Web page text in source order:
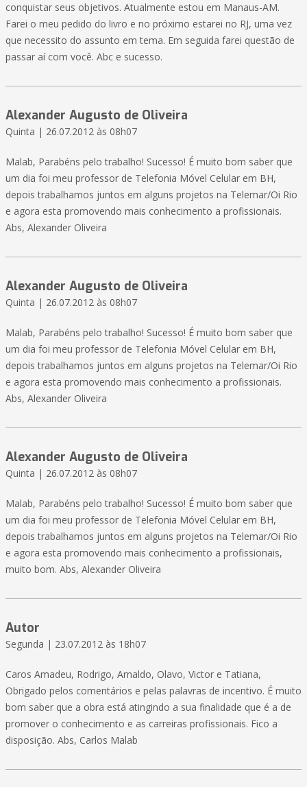
conquistar seus objetivos. Atualmente estou em Manaus-AM.
Farei o meu pedido do livro e no próximo estarei no RJ, uma vez
que necessito do assunto em tema. Em seguida farei questão de
passar aí com você. Abc e sucesso.
Alexander Augusto de Oliveira
Quinta | 26.07.2012 às 08h07
Malab, Parabéns pelo trabalho! Sucesso! É muito bom saber que
um dia foi meu professor de Telefonia Móvel Celular em BH,
depois trabalhamos juntos em alguns projetos na Telemar/Oi Rio
e agora esta promovendo mais conhecimento a profissionais.
Abs, Alexander Oliveira
Alexander Augusto de Oliveira
Quinta | 26.07.2012 às 08h07
Malab, Parabéns pelo trabalho! Sucesso! É muito bom saber que
um dia foi meu professor de Telefonia Móvel Celular em BH,
depois trabalhamos juntos em alguns projetos na Telemar/Oi Rio
e agora esta promovendo mais conhecimento a profissionais.
Abs, Alexander Oliveira
Alexander Augusto de Oliveira
Quinta | 26.07.2012 às 08h07
Malab, Parabéns pelo trabalho! Sucesso! É muito bom saber que
um dia foi meu professor de Telefonia Móvel Celular em BH,
depois trabalhamos juntos em alguns projetos na Telemar/Oi Rio
e agora esta promovendo mais conhecimento a profissionais,
muito bom. Abs, Alexander Oliveira
Autor
Segunda | 23.07.2012 às 18h07
Caros Amadeu, Rodrigo, Arnaldo, Olavo, Victor e Tatiana,
Obrigado pelos comentários e pelas palavras de incentivo. É muito
bom saber que a obra está atingindo a sua finalidade que é a de
promover o conhecimento e as carreiras profissionais. Fico a
disposição. Abs, Carlos Malab